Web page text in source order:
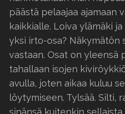
päästä pelaajaa ajamaan
kaikkialle. Loiva ylämäki
yksi irto-osa? Näkymätön
vastaan. Osat on yleensä
tahallaan isojen
avulla, joten aikaa kuluu
löytymiseen. Tylsää. Silti,